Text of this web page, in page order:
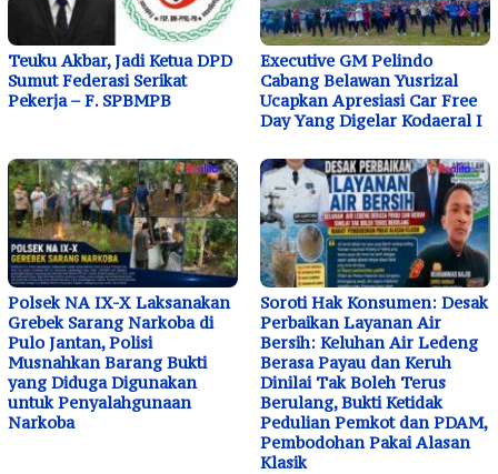
Teuku Akbar, Jadi Ketua DPD
Sumut Federasi Serikat
Pekerja – F. SPBMPB
Executive GM Pelindo
Cabang Belawan Yusrizal
Ucapkan Apresiasi Car Free
Day Yang Digelar Kodaeral I
Polsek NA IX-X Laksanakan
Grebek Sarang Narkoba di
Pulo Jantan, Polisi
Musnahkan Barang Bukti
yang Diduga Digunakan
untuk Penyalahgunaan
Narkoba
Soroti Hak Konsumen: Desak
Perbaikan Layanan Air
Bersih: Keluhan Air Ledeng
Berasa Payau dan Keruh
Dinilai Tak Boleh Terus
Berulang, Bukti Ketidak
Pedulian Pemkot dan PDAM,
Pembodohan Pakai Alasan
Klasik